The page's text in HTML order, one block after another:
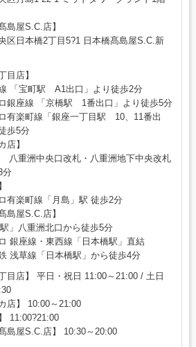
島屋S.C.店】
区日本橋2丁目5?1 日本橋髙島屋S.C.新
目店】
「宝町駅 A1出口」より徒歩2分
銀座線 「京橋駅 1番出口」より徒歩5分
有楽町線「銀座一丁目駅 10、11番出
歩5分
店】
八重洲中央口改札・八重洲地下中央改札
分
有楽町線「月島」駅 徒歩2分
島屋S.C.店】
」八重洲北口から徒歩5分
銀座線・東西線「日本橋駅」直結
浅草線「日本橋駅」から徒歩4分
目店】 平日・祝日 11:00～21:00 / 土日
店】 10:00～21:00
11:00?21:00
島屋S.C.店】 10:30～20:00